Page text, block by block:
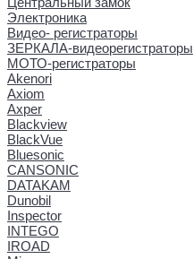
Электроника
Видео- регистраторы
ЗЕРКАЛА-видеорегистраторы
МОТО-регистраторы
Akenori
Axiom
Axper
Blackview
BlackVue
Bluesonic
CANSONIC
DATAKAM
Dunobil
Inspector
INTEGO
IROAD